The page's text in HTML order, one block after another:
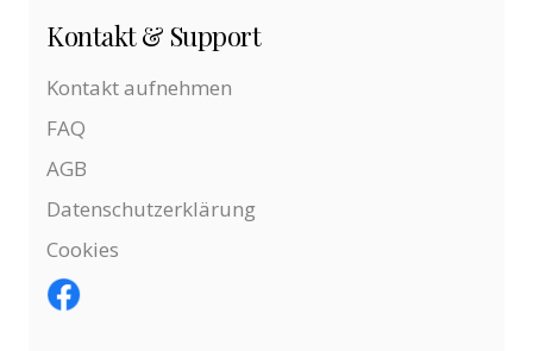
Kontakt & Support
Kontakt aufnehmen
FAQ
AGB
Datenschutzerklärung
Cookies